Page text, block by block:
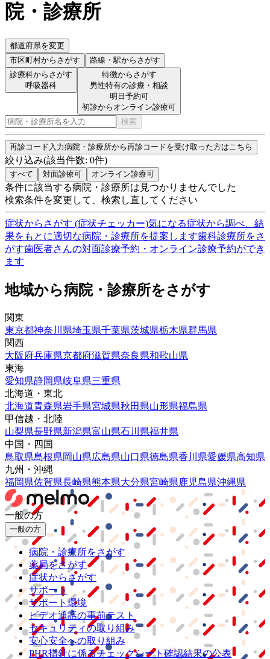
院・診療所
都道府県を変更
市区町村からさがす 路線・駅からさがす
診療科からさがす
呼吸器科
特徴からさがす
男性特有の診療・相談
明日予約可
初診からオンライン診療可
検索
再診コード入力病院・診療所から再診コードを受け取った方はこちら
絞り込み(該当件数: 0件)
すべて 対面診療可 オンライン診療可
条件に該当する病院・診療所は見つかりませんでした
検索条件を変更して、検索し直してください
症状からさがす (症状チェッカー)気になる症状から調べ、結
果をもとに適切な病院・診療所を提案します歯科診療所をさ
がす歯医者さんの対面診療予約・オンライン診療予約ができ
ます
地域から病院・診療所をさがす
関東
東京都神奈川県埼玉県千葉県茨城県栃木県群馬県
関西
大阪府兵庫県京都府滋賀県奈良県和歌山県
東海
愛知県静岡県岐阜県三重県
北海道・東北
北海道青森県岩手県宮城県秋田県山形県福島県
甲信越・北陸
山梨県長野県新潟県富山県石川県福井県
中国・四国
鳥取県島根県岡山県広島県山口県徳島県香川県愛媛県高知県
九州・沖縄
福岡県佐賀県長崎県熊本県大分県宮崎県鹿児島県沖縄県
一般の方
一般の方
病院・診療所をさがす
薬局をさがす
症状からさがす
サポート
サポート環境
ビデオ通話の事前テスト
セキュリティの取り組み
安心安全への取り組み
PHR指針に係るチェックシート確認結果の公表